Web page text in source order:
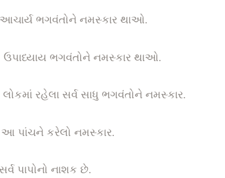
ભગવંતોને નમસ્કાર થાઓ.
ભગવંતોને નમસ્કાર થાઓ.
રહેલા સર્વ સાધુ ભગવંતોને નમસ્કાર.
કરેલો નમસ્કાર.
પાપોનો નાશક છે.